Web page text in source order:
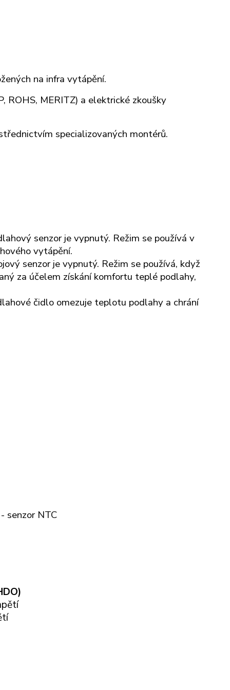
na infra vytápění.
ROHS, MERITZ) a elektrické zkoušky
specializovaných montérů.
senzor je vypnutý. Režim se používá v
vytápění.
senzor je vypnutý. Režim se používá, když
za účelem získání komfortu teplé podlahy,
čidlo omezuje teplotu podlahy a chrání
senzor NTC